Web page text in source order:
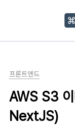
프론트엔드
AWS S3
NextJS)